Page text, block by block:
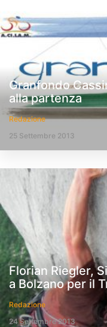
Granfondo
alla partenza
Redazione
25 Settembre 2013
Florian Riegler,
a Bolzano per il
Redazione
24 Settembre 2013